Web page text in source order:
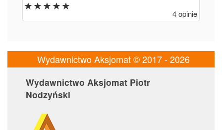
4 opinie
Wydawnictwo Aksjomat © 2017 - 2026
Wydawnictwo Aksjomat Piotr
Nodzyński